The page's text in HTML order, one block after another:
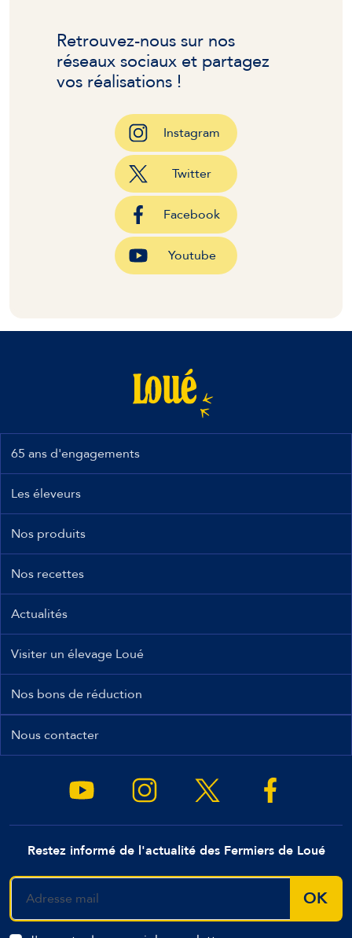
Retrouvez-nous sur nos
réseaux sociaux et partagez
vos réalisations !
Instagram
Twitter
Facebook
Youtube
Restez informé de l'actualité des Fermiers de Loué
OK
65 ans d'engagements
Les éleveurs
Nos produits
Nos recettes
Actualités
Visiter un élevage Loué
Nos bons de réduction
Nous contacter